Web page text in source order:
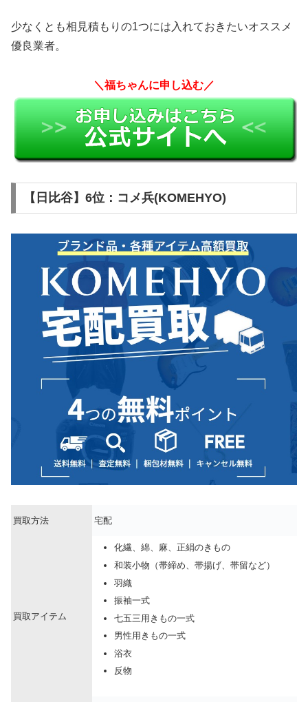
少なくとも相見積もりの1つには入れておきたいオススメ
優良業者。
＼福ちゃんに申し込む／
【日比谷】6位：コメ兵(KOMEHYO)
買取方法 宅配
買取アイテム
化繊、綿、麻、正絹のきもの
和装小物（帯締め、帯揚げ、帯留など）
羽織
振袖一式
七五三用きもの一式
男性用きもの一式
浴衣
反物